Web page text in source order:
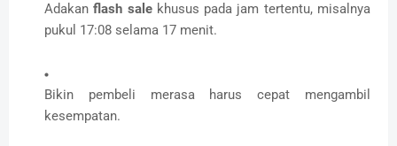
Adakanflash salekhusus pada jam tertentu, misalnya
pukul 17:08 selama 17 menit.
Bikin pembeli merasa harus cepat mengambil
kesempatan.